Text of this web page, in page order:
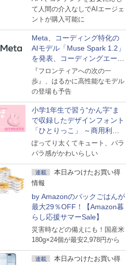
て人間の介入なしでAIエージェ
ントが購入可能に
Meta、コーディング特化の
AIモデル「Muse Spark 1.2」
を発表、コーディングエージ
ェント「Muse Code」も
『フロンティアへの次の一
歩』、はるかに高性能なモデル
の登場も予告
小学1年生で習う“かん字”ま
で収録したデザインフォント
「ひとりっこ」 ～商用利用
OK
ぽってり太くてキュート、パラ
パラ感がかわいらしい
連載
本日みつけたお買い得
情報
by Amazonのパックごはんが
最大29％OFF！【Amazon暮
らし応援サマーSale】
災害時などの備えにも！国産米
180g×24個が最安2,978円から
連載
本日みつけたお買い得